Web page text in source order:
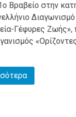
Βραβείο στην
Διαγωνισμό
Γέφυρες Ζωής»,